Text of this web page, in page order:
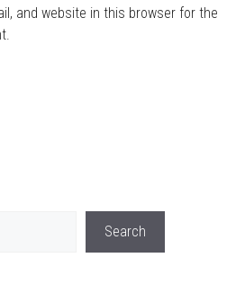
and website in this browser for the
Search